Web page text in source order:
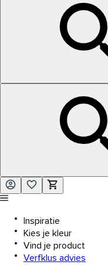
Inspiratie
Kies je kleur
Vind je product
Verfklus advies